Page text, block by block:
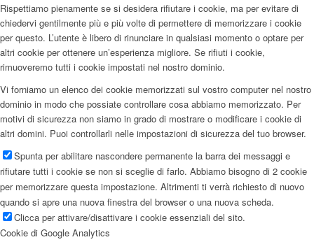
Rispettiamo pienamente se si desidera rifiutare i cookie, ma per evitare di
chiedervi gentilmente più e più volte di permettere di memorizzare i cookie
per questo. L’utente è libero di rinunciare in qualsiasi momento o optare per
altri cookie per ottenere un’esperienza migliore. Se rifiuti i cookie,
rimuoveremo tutti i cookie impostati nel nostro dominio.
Vi forniamo un elenco dei cookie memorizzati sul vostro computer nel nostro
dominio in modo che possiate controllare cosa abbiamo memorizzato. Per
motivi di sicurezza non siamo in grado di mostrare o modificare i cookie di
altri domini. Puoi controllarli nelle impostazioni di sicurezza del tuo browser.
Spunta per abilitare nascondere permanente la barra dei messaggi e
rifiutare tutti i cookie se non si sceglie di farlo. Abbiamo bisogno di 2 cookie
per memorizzare questa impostazione. Altrimenti ti verrà richiesto di nuovo
quando si apre una nuova finestra del browser o una nuova scheda.
Clicca per attivare/disattivare i cookie essenziali del sito.
Cookie di Google Analytics